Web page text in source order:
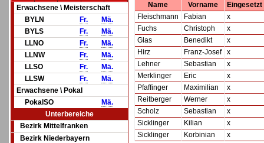
Erwachsene \ Meisterschaft
BYLN
Fr.
Mä.
BYLS
Fr.
Mä.
LLNO
Fr.
Mä.
LLNW
Fr.
Mä.
LLSO
Fr.
Mä.
LLSW
Fr.
Mä.
Erwachsene \ Pokal
PokalSO
Mä.
Unterbereiche
Bezirk Mittelfranken
Bezirk Niederbayern
Name Vorname
Eingesetzt
Fleischmann
Fabian
x
Fuchs
Christoph
x
Glas
Benedikt
x
Hirz
Franz-Josef
x
Lehner
Sebastian
x
Merklinger
Eric
x
Pfaffinger
Maximilian
x
Reitberger
Werner
x
Scholz
Sebastian
x
Sicklinger
Kilian
x
Sicklinger
Korbinian x